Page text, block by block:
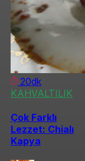
20dk
KAHVALTILIK
Çok Farklı
Lezzet: Chialı
Kapya